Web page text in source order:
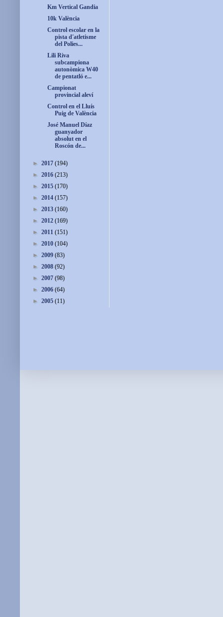
Km Vertical Gandia
10k València
Control escolar en la
pista d'atletisme
del Polies...
Lili Riva
subcampiona
autonòmica W40
de pentatló e...
Campionat
provincial aleví
Control en el Lluís
Puig de València
José Manuel Díaz
guanyador
absolut en el
Roscón de...
► 2017 (194)
► 2016 (213)
► 2015 (170)
► 2014 (157)
► 2013 (160)
► 2012 (169)
► 2011 (151)
► 2010 (104)
► 2009 (83)
► 2008 (92)
► 2007 (98)
► 2006 (64)
► 2005 (11)